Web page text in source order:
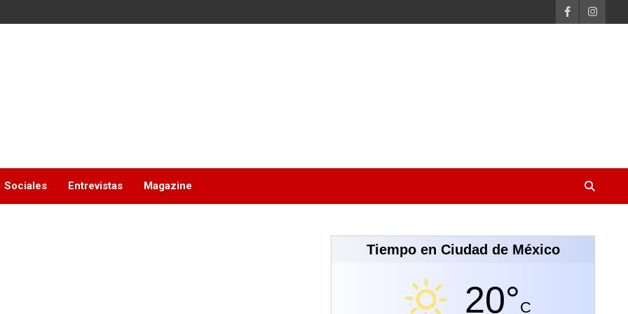
Sociales Entrevistas Magazine
Tiempo en Ciudad de México
20°C